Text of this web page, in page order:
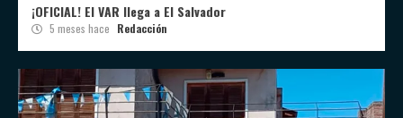
¡OFICIAL! El VAR llega a El Salvador
5 meses hace Redacción